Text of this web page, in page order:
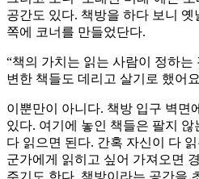
공간도 있다. 책방을 하다 보니
쪽에 코너를 만들었단다.
“책의 가치는 읽는 사람이 정하는
변한 책들도 데리고 살기로 했어
이뿐만이 아니다. 책방 입구 벽면
있다. 여기에 놓인 책들은 팔지
다 읽으면 된다. 간혹 자신이 다
군가에게 읽히고 싶어 가져오면